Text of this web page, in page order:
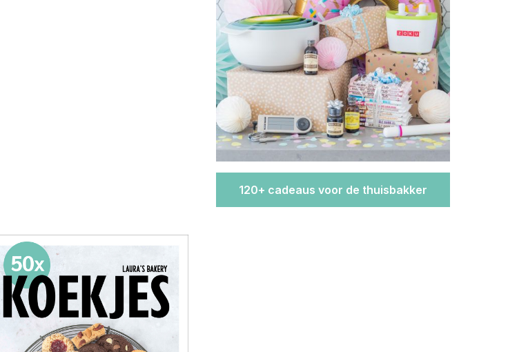
120+ cadeaus voor de thuisbakker